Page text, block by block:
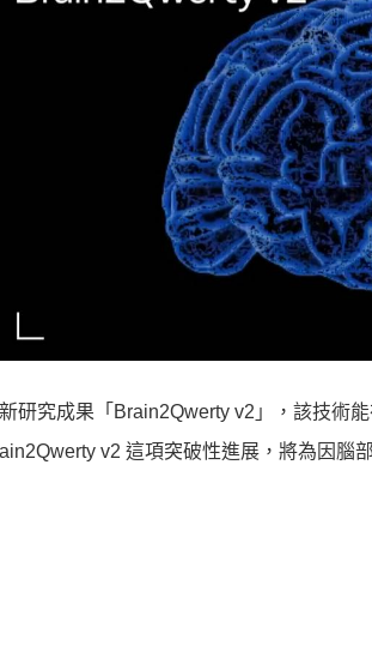
研究成果「Brain2Qwerty v2」，該技術
v2 這項突破性進展，將為因腦